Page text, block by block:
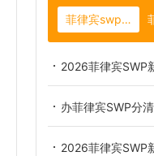
菲律宾swp临时工作签证
2026菲律宾SWP新政解读
办菲律宾SWP分清
2026菲律宾SWP新规：